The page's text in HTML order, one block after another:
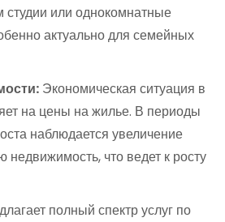
студии или однокомнатные
актуально для семейных
Экономическая ситуация в
на цены на жилье. В периоды
наблюдается увеличение
недвижимость, что ведет к росту
полный спектр услуг по